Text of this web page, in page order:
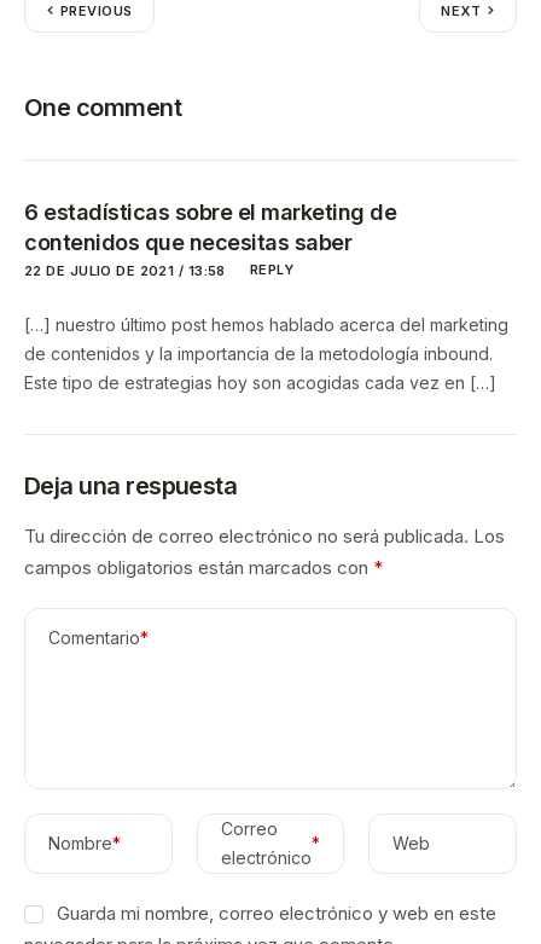
PREVIOUS NEXT
One comment
6 estadísticas sobre el marketing de
contenidos que necesitas saber
22 DE JULIO DE 2021 / 13:58 REPLY
[…] nuestro último post hemos hablado acerca del marketing
de contenidos y la importancia de la metodología inbound.
Este tipo de estrategias hoy son acogidas cada vez en […]
Deja una respuesta
Tu dirección de correo electrónico no será publicada. Los
campos obligatorios están marcados con *
Comentario*
Nombre*
Correo
electrónico
* Web
Guarda mi nombre, correo electrónico y web en este